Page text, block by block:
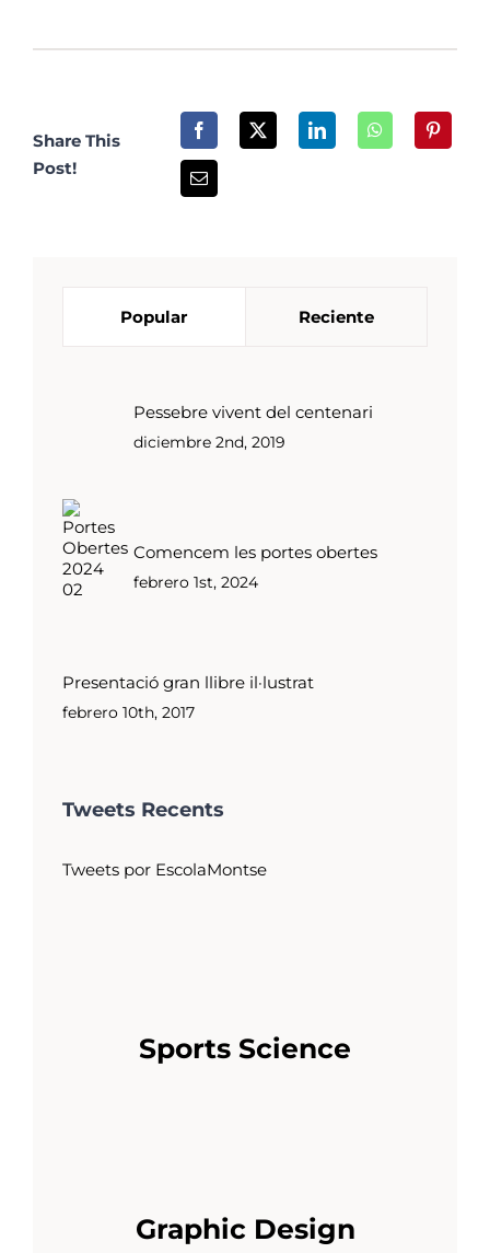
Share This
Post!
Popular Reciente
Pessebre vivent del centenari
diciembre 2nd, 2019
Comencem les portes obertes
febrero 1st, 2024
Presentació gran llibre il·lustrat
febrero 10th, 2017
Tweets Recents
Tweets por EscolaMontse
Sports Science
Graphic Design